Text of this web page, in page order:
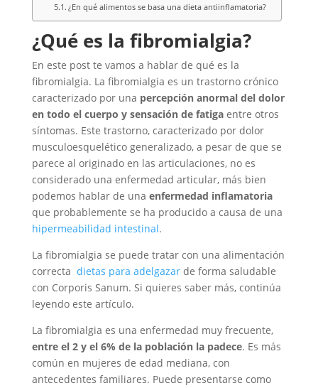
¿En qué alimentos se basa una dieta antiinflamatoria?
¿Qué es la fibromialgia?
En este post te vamos a hablar de qué es la
fibromialgia. La fibromialgia es un trastorno crónico
caracterizado por una percepción anormal del dolor
en todo el cuerpo y sensación de fatigaentre otros
síntomas. Este trastorno, caracterizado por dolor
musculoesquelético generalizado, a pesar de que se
parece al originado en las articulaciones, no es
considerado una enfermedad articular, más bien
podemos hablar de una enfermedad inflamatoria
que probablemente se ha producido a causa de una
hipermeabilidad intestinal.
La fibromialgia se puede tratar con una alimentación
correcta dietas para adelgazarde forma saludable
con Corporis Sanum. Si quieres saber más, continúa
leyendo este artículo.
La fibromialgia es una enfermedad muy frecuente,
entre el 2 y el 6% de la población la padece. Es más
común en mujeres de edad mediana, con
antecedentes familiares. Puede presentarse como